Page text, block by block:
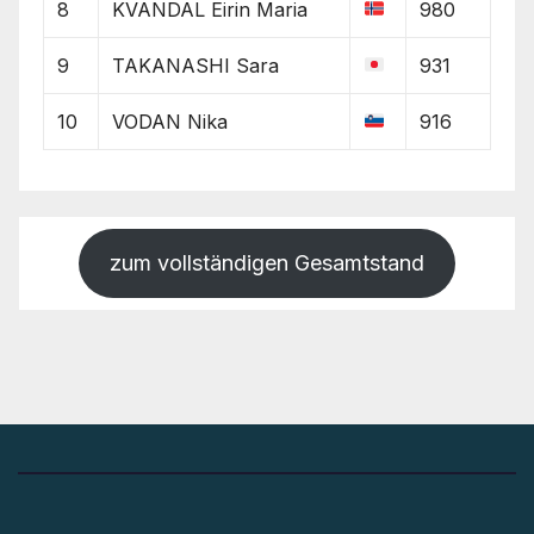
8 KVANDAL Eirin Maria 980
9 TAKANASHI Sara 931
10 VODAN Nika 916
zum vollständigen Gesamtstand